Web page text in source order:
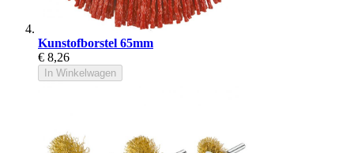
Kunstofborstel 65mm
€ 8,26
In Winkelwagen